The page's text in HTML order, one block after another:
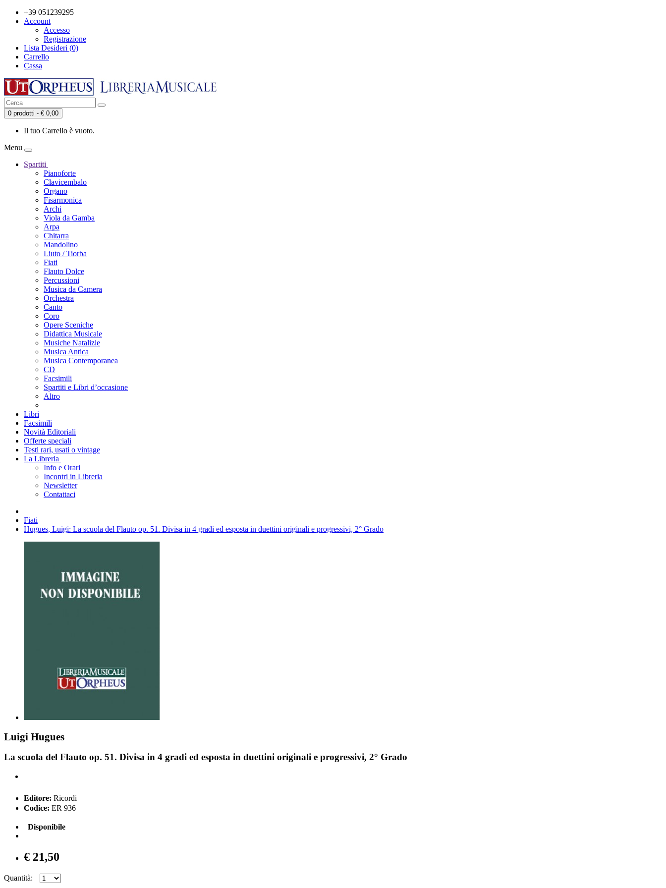
+39 051239295
Account
Accesso
Registrazione
Lista Desideri (0)
Carrello
Cassa
0 prodotti - € 0,00
Il tuo Carrello è vuoto.
Menu
Spartiti
Pianoforte
Clavicembalo
Organo
Fisarmonica
Archi
Viola da Gamba
Arpa
Chitarra
Mandolino
Liuto / Tiorba
Fiati
Flauto Dolce
Percussioni
Musica da Camera
Orchestra
Canto
Coro
Opere Sceniche
Didattica Musicale
Musiche Natalizie
Musica Antica
Musica Contemporanea
CD
Facsimili
Spartiti e Libri d’occasione
Altro
Libri
Facsimili
Novità Editoriali
Offerte speciali
Testi rari, usati o vintage
La Libreria
Info e Orari
Incontri in Libreria
Newsletter
Contattaci
Fiati
Hugues, Luigi: La scuola del Flauto op. 51. Divisa in 4 gradi ed esposta in duettini originali e progressivi, 2° Grado
Luigi Hugues
La scuola del Flauto op. 51. Divisa in 4 gradi ed esposta in duettini originali e progressivi, 2° Grado
Editore: Ricordi
Codice: ER 936
Disponibile
€ 21,50
Quantità: